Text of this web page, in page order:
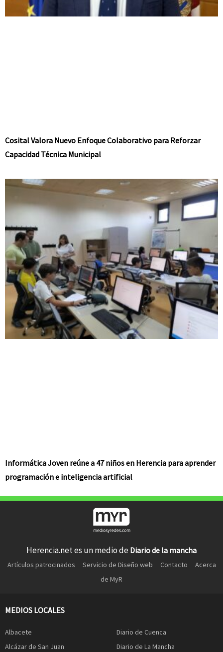
Cosital Valora Nuevo Enfoque Colaborativo para Reforzar
Capacidad Técnica Municipal
Informática Joven reúne a 47 niños en Herencia para aprender
programación e inteligencia artificial
Herencia.net es un medio de Diario de la mancha
Artículos patrocinados Servicio de Diseño web Contacto
Acerca
de MyR
MEDIOS LOCALES
Albacete
Alcázar de San Juan
Diario de Cuenca
Diario de La Mancha